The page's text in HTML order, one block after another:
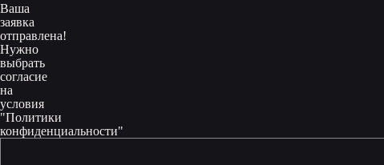
Ваша
заявка
отправлена!
Нужно
выбрать
согласие
на
условия
"Политики
конфиденциальности"